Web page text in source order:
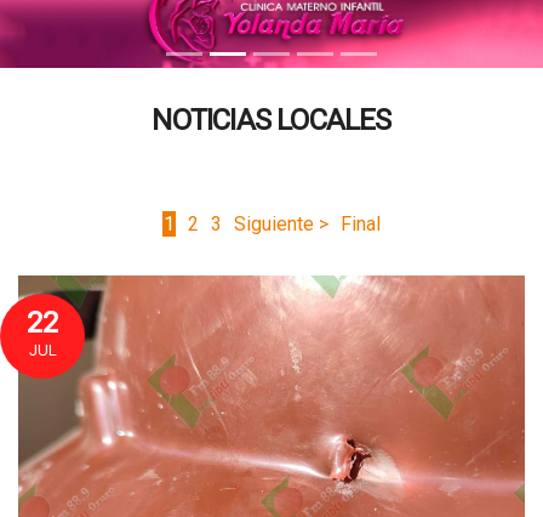
NOTICIAS LOCALES
1 2 3 Siguiente > Final
22
JUL